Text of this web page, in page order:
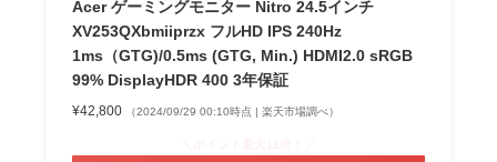
Acer ゲーミングモニター Nitro 24.5インチ
XV253QXbmiiprzx フルHD IPS 240Hz
1ms（GTG)/0.5ms (GTG, Min.) HDMI2.0 sRGB
99% DisplayHDR 400 3年保証
¥42,800 （2024/09/29 00:10時点 | 楽天市場調べ）